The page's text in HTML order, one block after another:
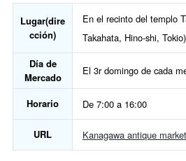
Lugar(dire
cción)
En el recinto del templo
Takahata, Hino-shi, Tokio)
Día de
Mercado
El 3r domingo de cada
Horario De 7:00 a 16:00
URL Kanagawa antique market